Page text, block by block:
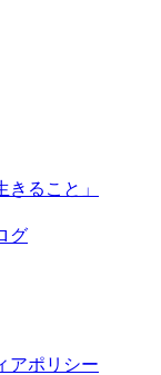
ること」
グ
アポリシー